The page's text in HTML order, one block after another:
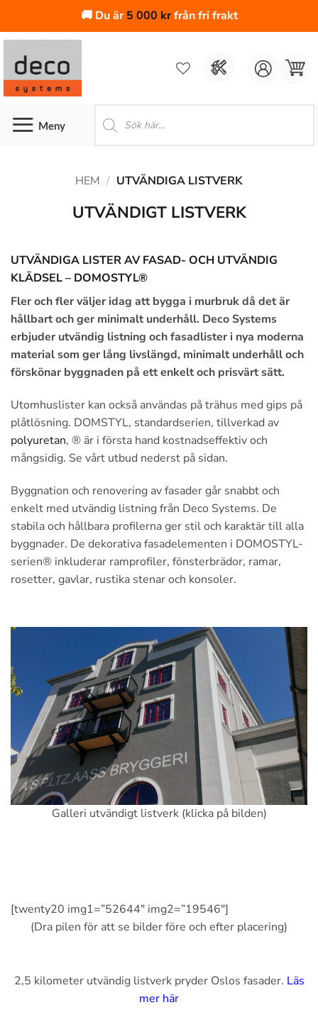
🚚 Du är5 000 krfrån fri frakt
Skip
content
HEM / UTVÄNDIGA LISTVERK
UTVÄNDIGT LISTVERK
UTVÄNDIGA LISTER AV FASAD- OCH UTVÄNDIG
KLÄDSEL – DOMOSTYL®
Fler och fler väljer idag att bygga i murbruk då det är
hållbart och ger minimalt underhåll. Deco Systems
erbjuder utvändig listning och fasadlister i nya moderna
material som ger lång livslängd, minimalt underhåll och
förskönar byggnaden på ett enkelt och prisvärt sätt.
Utomhuslister kan också användas på trähus med gips på
plåtlösning. DOMSTYL, standardserien, tillverkad av
polyuretan, ® är i första hand kostnadseffektiv och
mångsidig. Se vårt utbud nederst på sidan.
Byggnation och renovering av fasader går snabbt och
enkelt med utvändig listning från Deco Systems. De
stabila och hållbara profilerna ger stil och karaktär till alla
byggnader. De dekorativa fasadelementen i DOMOSTYL-
serien® inkluderar ramprofiler, fönsterbrädor, ramar,
rosetter, gavlar, rustika stenar och konsoler.
Galleri utvändigt listverk (klicka på bilden)
[twenty20 img1=”52644″ img2=”19546″]
(Dra pilen för att se bilder före och efter placering)
2,5 kilometer utvändig listverk pryder Oslos fasader. Läs
mer här